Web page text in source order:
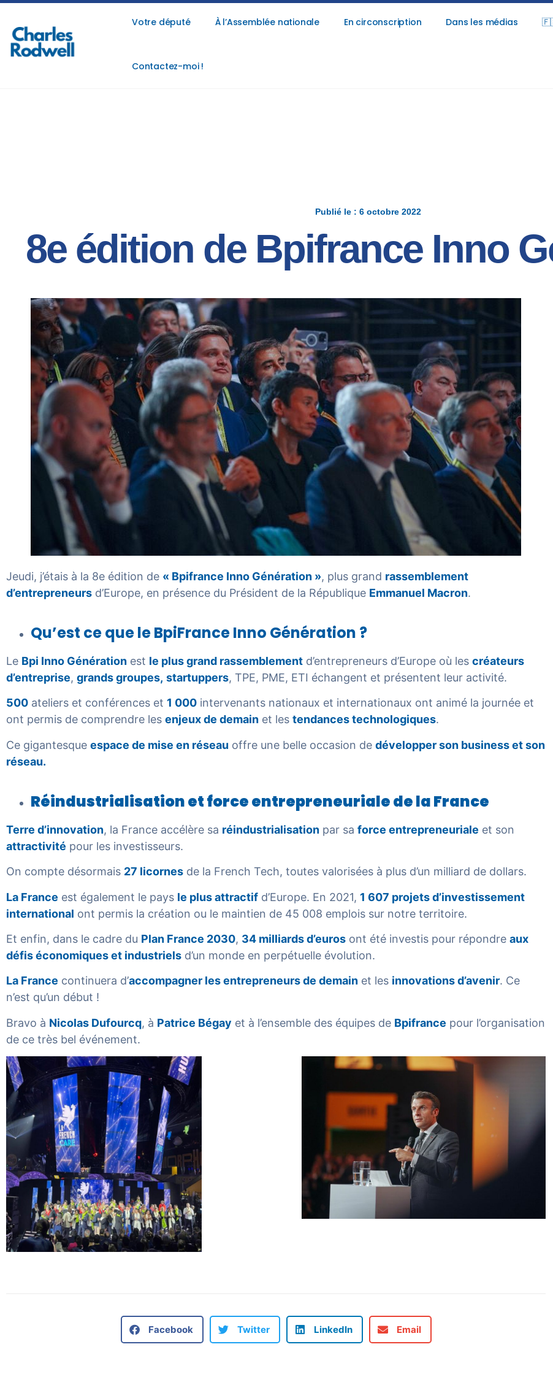
Votre député À l’Assemblée nationale En circonscription Dans les médias
Contactez-moi !
Publié le : 6 octobre 2022
8e édition de Bpifrance Inno
Jeudi, j’étais à la 8e édition de « Bpifrance Inno Génération », plus grand rassemblement
d’entrepreneurs d’Europe, en présence du Président de la République Emmanuel Macron.
Qu’est ce que le BpiFrance Inno Génération ?
Le Bpi Inno Génération est le plus grand rassemblement d’entrepreneurs d’Europe où les créateurs
d’entreprise, grands groupes, startuppers, TPE, PME, ETI échangent et présentent leur activité.
500 ateliers et conférences et 1 000 intervenants nationaux et internationaux ont animé la journée et
ont permis de comprendre les enjeux de demain et les tendances technologiques.
Ce gigantesque espace de mise en réseau offre une belle occasion de développer son business et son
réseau.
Réindustrialisation et force entrepreneuriale de la France
Terre d’innovation, la France accélère sa réindustrialisation par sa force entrepreneuriale et son
attractivité pour les investisseurs.
On compte désormais 27 licornes de la French Tech, toutes valorisées à plus d’un milliard de dollars.
La France est également le pays le plus attractif d’Europe. En 2021, 1 607 projets d’investissement
international ont permis la création ou le maintien de 45 008 emplois sur notre territoire.
Et enfin, dans le cadre du Plan France 2030, 34 milliards d’euros ont été investis pour répondre aux
défis économiques et industriels d’un monde en perpétuelle évolution.
La France continuera d’accompagner les entrepreneurs de demain et les innovations d’avenir. Ce
n’est qu’un début !
Bravo à Nicolas Dufourcq, à Patrice Bégay et à l’ensemble des équipes de Bpifrance pour l’organisation
de ce très bel événement.
Facebook Twitter LinkedIn Email